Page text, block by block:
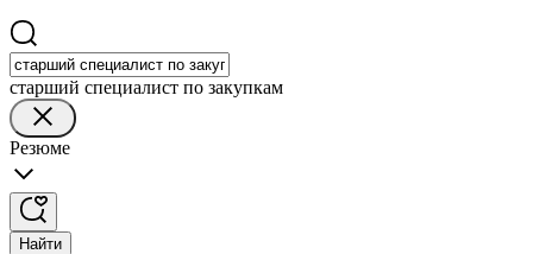
старший специалист по закупкам
Резюме
Найти